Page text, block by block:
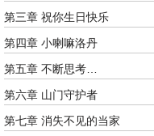
第三章 祝你生日快乐
第四章 小喇嘛洛丹
第五章 不断思考…
第六章 山门守护者
第七章 消失不见的当家